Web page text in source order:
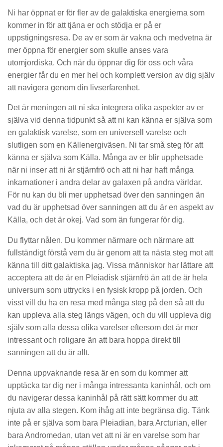
Ni har öppnat er för fler av de galaktiska energierna som
kommer in för att tjäna er och stödja er på er
uppstigningsresa. De av er som är vakna och medvetna är
mer öppna för energier som skulle anses vara
utomjordiska. Och när du öppnar dig för oss och våra
energier får du en mer hel och komplett version av dig själv
att navigera genom din livserfarenhet.
Det är meningen att ni ska integrera olika aspekter av er
själva vid denna tidpunkt så att ni kan känna er själva som
en galaktisk varelse, som en universell varelse och
slutligen som en Källenergiväsen. Ni tar små steg för att
känna er själva som Källa. Många av er blir upphetsade
när ni inser att ni är stjärnfrö och att ni har haft många
inkarnationer i andra delar av galaxen på andra världar.
För nu kan du bli mer upphetsad över den sanningen än
vad du är upphetsad över sanningen att du är en aspekt av
Källa, och det är okej. Vad som än fungerar för dig.
Du flyttar nålen. Du kommer närmare och närmare att
fullständigt förstå vem du är genom att ta nästa steg mot att
känna till ditt galaktiska jag. Vissa människor har lättare att
acceptera att de är en Pleiadisk stjärnfrö än att de är hela
universum som uttrycks i en fysisk kropp på jorden. Och
visst vill du ha en resa med många steg på den så att du
kan uppleva alla steg längs vägen, och du vill uppleva dig
själv som alla dessa olika varelser eftersom det är mer
intressant och roligare än att bara hoppa direkt till
sanningen att du är allt.
Denna uppvaknande resa är en som du kommer att
upptäcka tar dig ner i många intressanta kaninhål, och om
du navigerar dessa kaninhål på rätt sätt kommer du att
njuta av alla stegen. Kom ihåg att inte begränsa dig. Tänk
inte på er själva som bara Pleiadian, bara Arcturian, eller
bara Andromedan, utan vet att ni är en varelse som har